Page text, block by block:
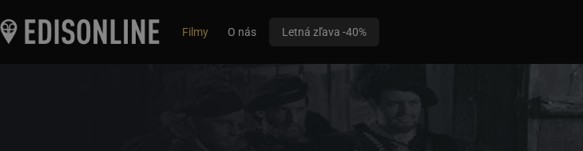
Filmy O nás Letná zľava -40%